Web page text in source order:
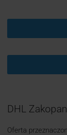
DHL
Oferta